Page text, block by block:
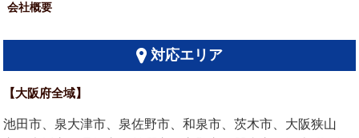
会社概要
対応エリア
【大阪府全域】
池田市、泉大津市、泉佐野市、和泉市、茨木市、大阪狭山